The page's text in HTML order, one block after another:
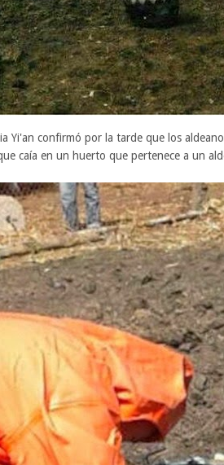
Yi'an confirmó por la tarde que los
caía en un huerto que pertenece a un